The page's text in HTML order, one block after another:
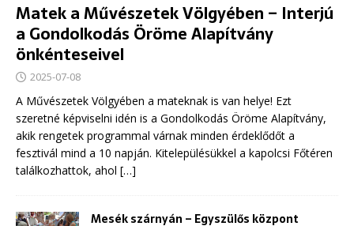
Matek a Művészetek Völgyében – Interjú
a Gondolkodás Öröme Alapítvány
önkénteseivel
2025-07-08
A Művészetek Völgyében a mateknak is van helye! Ezt
szeretné képviselni idén is a Gondolkodás Öröme Alapítvány,
akik rengetek programmal várnak minden érdeklődőt a
fesztivál mind a 10 napján. Kitelepülésükkel a kapolcsi Főtéren
találkozhattok, ahol […]
Mesék szárnyán – Egyszülős központ